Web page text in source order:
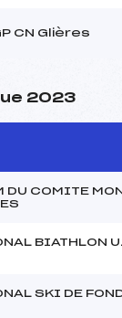
CN Glières
2023
DU COMITE
BIATHLON
SKI DE